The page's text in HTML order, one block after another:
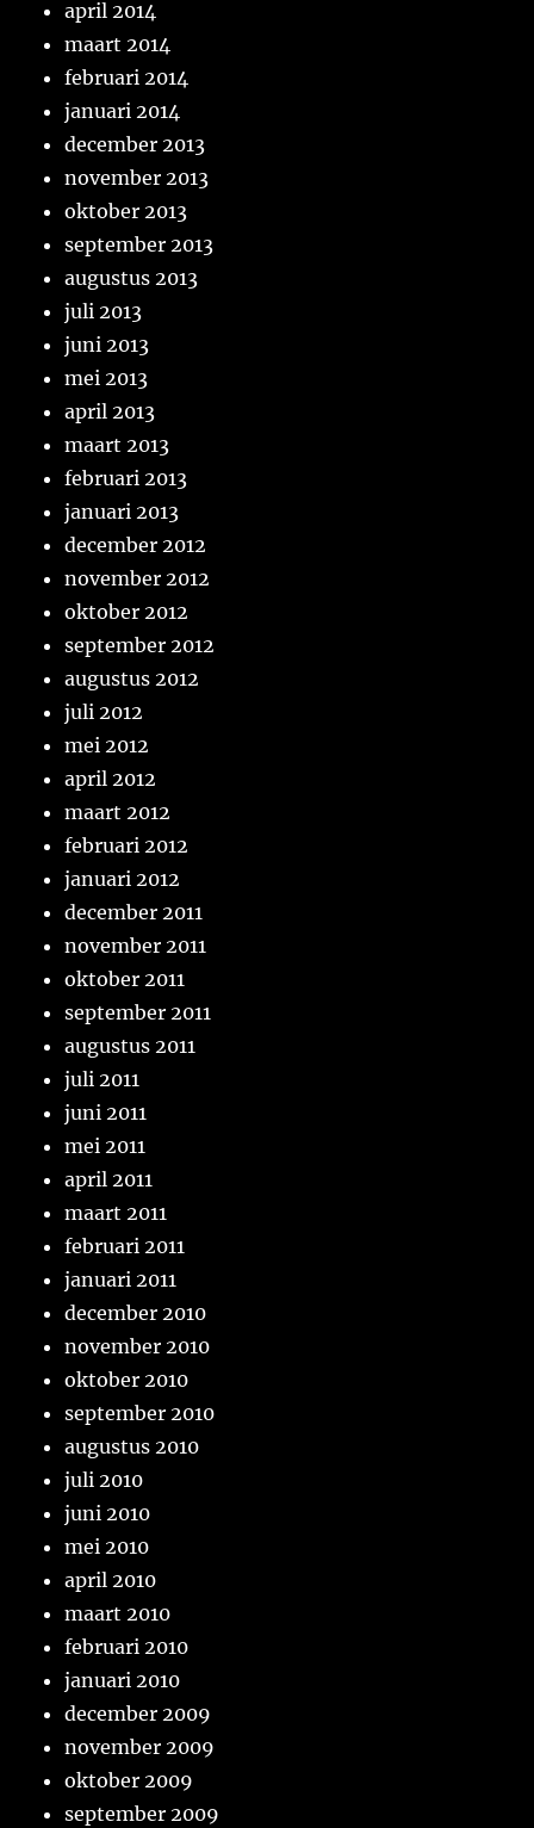
april 2014
maart 2014
februari 2014
januari 2014
december 2013
november 2013
oktober 2013
september 2013
augustus 2013
juli 2013
juni 2013
mei 2013
april 2013
maart 2013
februari 2013
januari 2013
december 2012
november 2012
oktober 2012
september 2012
augustus 2012
juli 2012
mei 2012
april 2012
maart 2012
februari 2012
januari 2012
december 2011
november 2011
oktober 2011
september 2011
augustus 2011
juli 2011
juni 2011
mei 2011
april 2011
maart 2011
februari 2011
januari 2011
december 2010
november 2010
oktober 2010
september 2010
augustus 2010
juli 2010
juni 2010
mei 2010
april 2010
maart 2010
februari 2010
januari 2010
december 2009
november 2009
oktober 2009
september 2009